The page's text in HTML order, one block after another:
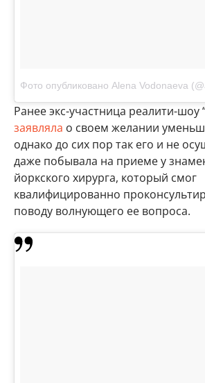
Ранее экс-участница реалити-шоу
заявляла о своем желании
однако до сих пор так его и не
даже побывала на приеме у
йоркского хирурга, который смог
квалифицированно
поводу волнующего ее вопроса.